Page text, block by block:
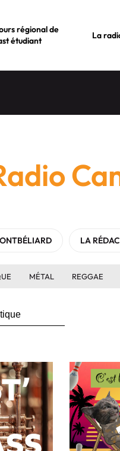
régional de
étudiant
La
LA
MÉTAL REGGAE